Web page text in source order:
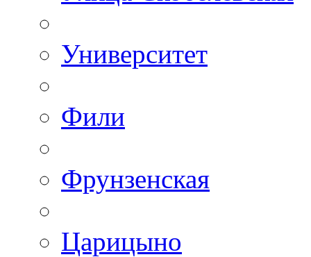
Университет
Фили
Фрунзенская
Царицыно